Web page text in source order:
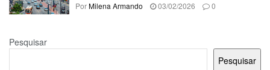
PorMilena Armando 03/02/2026 0
Pesquisar
Pesquisar